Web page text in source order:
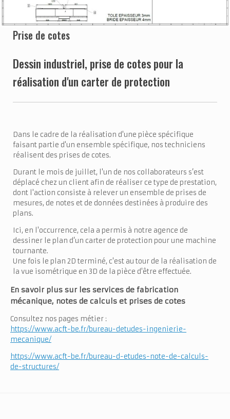
Prise de cotes
Dessin industriel, prise de cotes pour la
réalisation d'un carter de protection
Dans le cadre de la réalisation d'une pièce spécifique
faisant partie d'un ensemble spécifique, nos techniciens
réalisent des prises de cotes.
Durant le mois de juillet, l'un de nos collaborateurs s’est
déplacé chez un client afin de réaliser ce type de prestation,
dont l'action consiste à relever un ensemble de prises de
mesures, de notes et de données destinées à produire des
plans.
Ici, en l'occurrence, cela a permis à notre agence de
dessiner le plan d’un carter de protection pour une machine
tournante.
Une fois le plan 2D terminé, c'est au tour de la réalisation de
la vue isométrique en 3D de la pièce d'être effectuée.
En savoir plus sur les services de fabrication
mécanique, notes de calculs et prises de cotes
Consultez nos pages métier :
https://www.acft-be.fr/bureau-detudes-ingenierie-
mecanique/
https://www.acft-be.fr/bureau-d-etudes-note-de-calculs-
de-structures/